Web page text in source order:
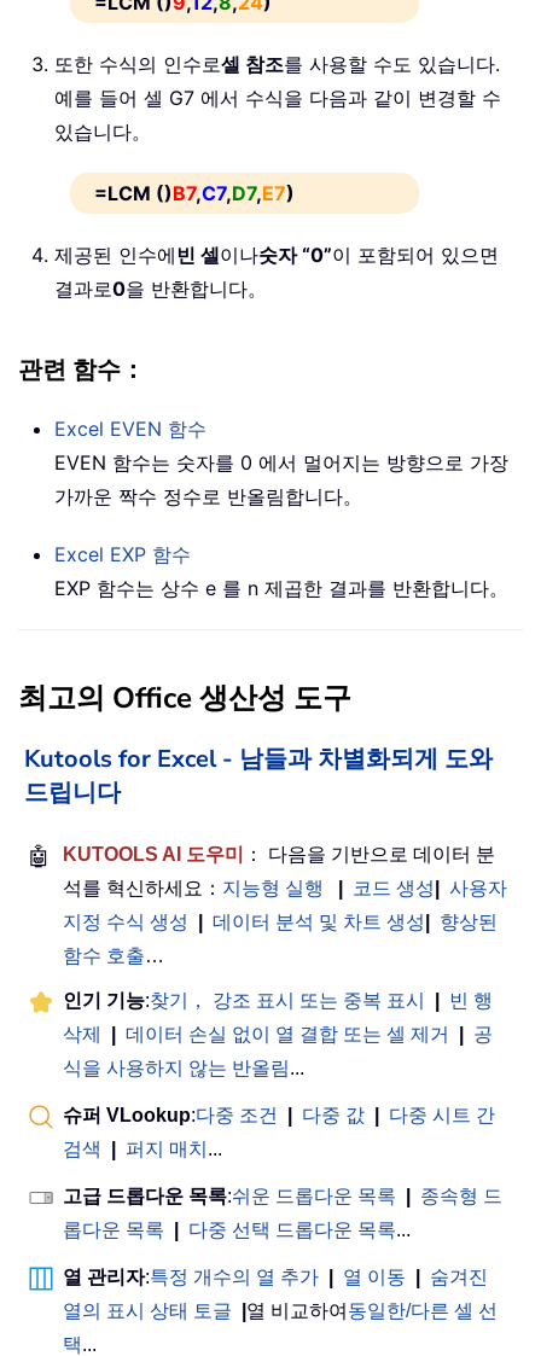
또한 수식의 인수로셀 참조를 사용할 수도 있습니다.
예를 들어 셀 G7 에서 수식을 다음과 같이 변경할 수
있습니다。
=LCM ()B7,C7,D7,E7)
제공된 인수에빈 셀이나숫자 “0”이 포함되어 있으면
결과로0을 반환합니다。
관련 함수：
Excel EVEN 함수
EVEN 함수는 숫자를 0 에서 멀어지는 방향으로 가장
가까운 짝수 정수로 반올림합니다。
Excel EXP 함수
EXP 함수는 상수 e 를 n 제곱한 결과를 반환합니다。
최고의 Office 생산성 도구
Kutools for Excel - 남들과 차별화되게 도와
드립니다
🤖 KUTOOLS AI 도우미
： 다음을 기반으로 데이터 분
석를 혁신하세요： 지능형 실행 코드 생성
사용자
지정 수식 생성
데이터 분석 및 차트 생성
향상된
함수 호출…
인기 기능:찾기， 강조 표시 또는 중복 표시
빈 행
삭제
데이터 손실 없이 열 결합 또는 셀 제거
공
식을 사용하지 않는 반올림...
슈퍼 VLookup:다중 조건 다중 값
다중 시트 간
검색
퍼지 매치 ...
고급 드롭다운 목록:쉬운 드롭다운 목록
종속형 드
롭다운 목록
다중 선택 드롭다운 목록...
열 관리자:특정 개수의 열 추가 열 이동
숨겨진
열의 표시 상태 토글
열 비교하여 동일한/다른 셀 선
택...